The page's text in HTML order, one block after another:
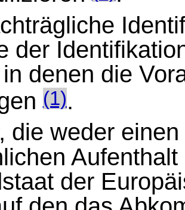
der
denen die
(1).
die weder
der